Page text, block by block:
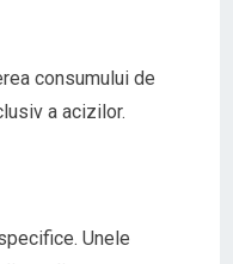
consumului de
a acizilor.
Unele